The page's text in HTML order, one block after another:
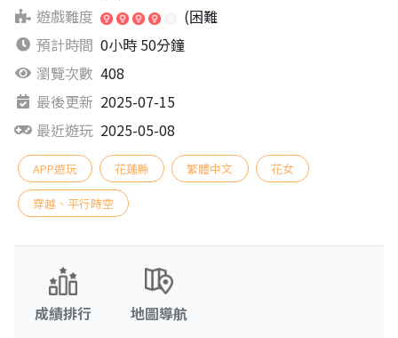
遊戲難度
(困難
預計時間 0小時 50分鐘
瀏覽次數 408
最後更新 2025-07-15
最近遊玩 2025-05-08
APP遊玩 花蓮縣 繁體中文 花女
穿越、平行時空
成績排行 地圖導航